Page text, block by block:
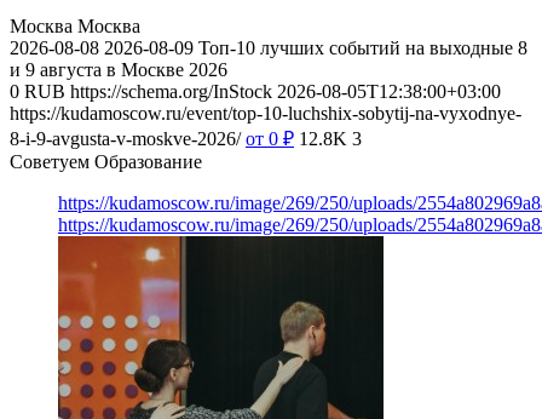
Москва Москва
2026-08-08 2026-08-09 Топ-10 лучших событий на выходные 8
и 9 августа в Москве 2026
0 RUB https://schema.org/InStock 2026-08-05T12:38:00+03:00
https://kudamoscow.ru/event/top-10-luchshix-sobytij-na-vyxodnye-
8-i-9-avgusta-v-moskve-2026/ от 0 ₽ 12.8K 3
Советуем Образование
https://kudamoscow.ru/image/269/250/uploads/
https://kudamoscow.ru/image/269/250/uploads/